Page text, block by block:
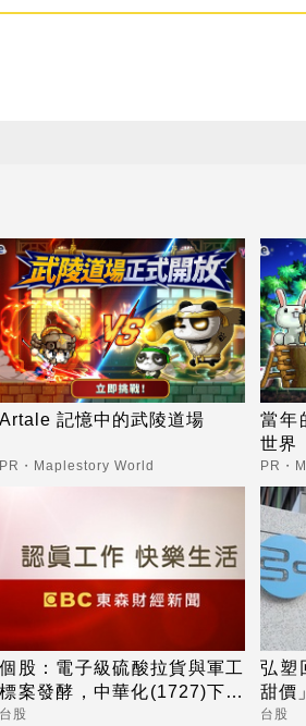
Artale 記憶中的武陵道場
PR・Maplestory World
當年
世界
PR・
個股：電子級硫酸拉貨與軍工
標案發酵，中華化(1727)下半
年營運衝高峰
台股
弘塑
甜價
台股